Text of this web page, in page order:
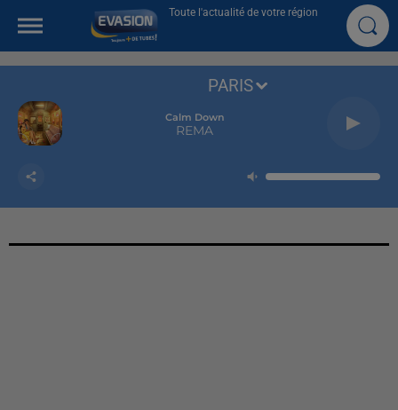
Toute l'actualité de votre région
Calm Down
REMA
PARIS